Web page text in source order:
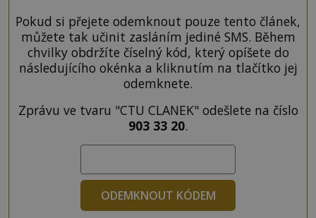
Pokud si přejete odemknout pouze tento článek,
můžete tak učinit zasláním jediné SMS. Během
chvilky obdržíte číselný kód, který opíšete do
následujícího okénka a kliknutím na tlačítko jej
odemknete.
Zprávu ve tvaru "CTU CLANEK" odešlete na číslo
903 33 20.
ODEMKNOUT KÓDEM